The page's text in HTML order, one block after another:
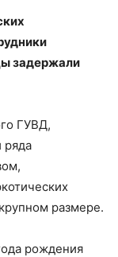
задержали
ГУВД,
ряда
размере.
рождения